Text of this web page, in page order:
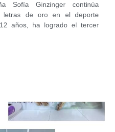
Sofía Ginzinger continúa
letras de oro en el deporte
años, ha logrado el tercer